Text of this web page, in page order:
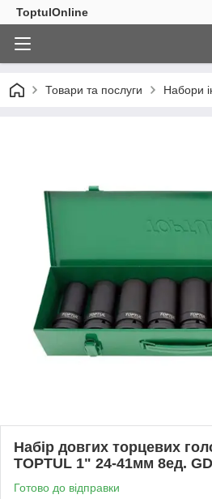
ToptulOnline
Товари та послуги Набори
Набір довгих торцевих
TOPTUL 1" 24-41мм 8ед.
Готово до відправки